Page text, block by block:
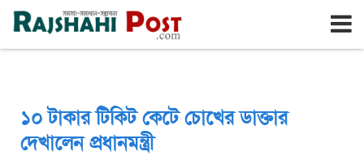
রাজশাহী বৃহঃস্পতিবার, ৬ই আগস্ট ২০২৬, ২৩শে শ্রাবণ ১৪৩৩
১০ টাকার টিকিট কেটে চোখের ডাক্তার
দেখালেন প্রধানমন্ত্রী